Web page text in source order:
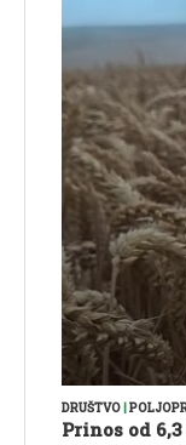
DRUŠTVO|
Prinos od